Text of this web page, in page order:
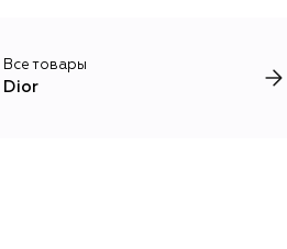
Все товары
Dior